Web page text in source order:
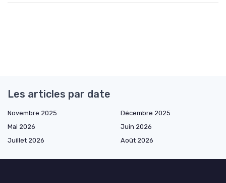
Les articles par date
Novembre 2025
Décembre 2025
Mai 2026
Juin 2026
Juillet 2026
Août 2026